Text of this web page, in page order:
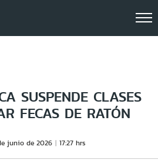
SUSPENDE CLASES
FECAS DE RATÓN
junio de 2026 17:27 hrs